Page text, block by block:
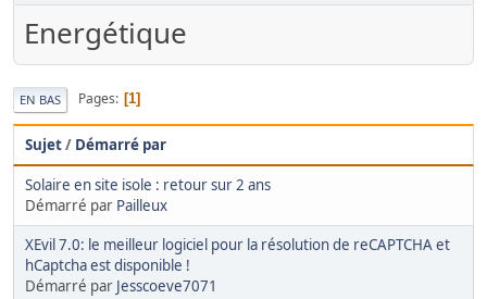
Energétique
EN BAS Pages 1
Sujet/ Démarré par
Solaire en site isole : retour sur 2 ans
Démarré par Pailleux
XEvil 7.0: le meilleur logiciel pour la résolution de reCAPTCHA et
hCaptcha est disponible !
Démarré par Jesscoeve7071